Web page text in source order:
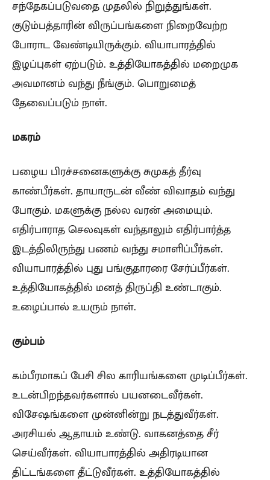
சந்தேகப்படுவதை முதலில் நிறுத்துங்கள்.
குடும்பத்தாரின் விருப்பங்களை நிறைவேற்ற
போராட வேண்டியிருக்கும். வியாபாரத்தில்
இழப்புகள் ஏற்படும். உத்தியோகத்தில் மறைமுக
அவமானம் வந்து நீங்கும். பொறுமைத்
தேவைப்படும் நாள்.
மகரம்
பழைய பிரச்சனைகளுக்கு சுமுகத் தீர்வு
காண்பீர்கள். தாயாருடன் வீண் விவாதம் வந்து
போகும். மகளுக்கு நல்ல வரன் அமையும்.
எதிர்பாராத செலவுகள் வந்தாலும் எதிர்பார்த்த
இடத்திலிருந்து பணம் வந்து சமாளிப்பீர்கள்.
வியாபாரத்தில் புது பங்குதாரரை சேர்ப்பீர்கள்.
உத்தியோகத்தில் மனத் திருப்தி உண்டாகும்.
உழைப்பால் உயரும் நாள்.
கும்பம்
கம்பீரமாகப் பேசி சில காரியங்களை முடிப்பீர்கள்.
உடன்பிறந்தவர்களால் பயனடைவீர்கள்.
விசேஷங்களை முன்னின்று நடத்துவீர்கள்.
அரசியல் ஆதாயம் உண்டு. வாகனத்தை சீர்
செய்வீர்கள். வியாபாரத்தில் அதிரடியான
திட்டங்களை தீட்டுவீர்கள். உத்தியோகத்தில்